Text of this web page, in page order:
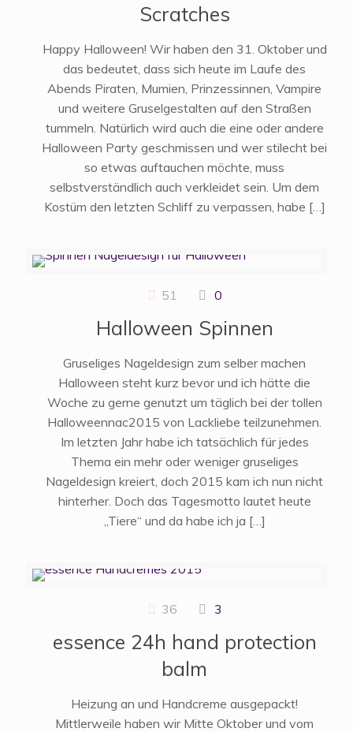
Scratches
Happy Halloween! Wir haben den 31. Oktober und
das bedeutet, dass sich heute im Laufe des
Abends Piraten, Mumien, Prinzessinnen, Vampire
und weitere Gruselgestalten auf den Straßen
tummeln. Natürlich wird auch die eine oder andere
Halloween Party geschmissen und wer stilecht bei
so etwas auftauchen möchte, muss
selbstverständlich auch verkleidet sein. Um dem
Kostüm den letzten Schliff zu verpassen, habe […]
51 0
Halloween Spinnen
Gruseliges Nageldesign zum selber machen
Halloween steht kurz bevor und ich hätte die
Woche zu gerne genutzt um täglich bei der tollen
Halloweennac2015 von Lackliebe teilzunehmen.
Im letzten Jahr habe ich tatsächlich für jedes
Thema ein mehr oder weniger gruseliges
Nageldesign kreiert, doch 2015 kam ich nun nicht
hinterher. Doch das Tagesmotto lautet heute
„Tiere“ und da habe ich ja […]
36 3
essence 24h hand protection
balm
Heizung an und Handcreme ausgepackt!
Mittlerweile haben wir Mitte Oktober und vom